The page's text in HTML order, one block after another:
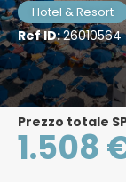
Hotel & Resort
Ref ID:26010564
Prezzo totale
1.508